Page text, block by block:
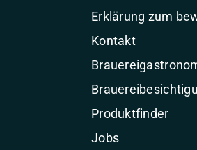
Erklärung zum
Kontakt
Produktfinder
Jobs